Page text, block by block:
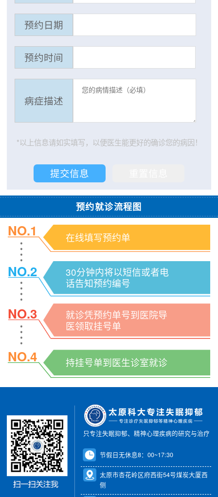
预约日期
预约时间
病症描述
*以上信息请如实填写，以便医生能更好的确诊您的病因！
预约就诊流程图
NO.1 在线填写预约单
NO.2
30分钟内将以短信或者电
话告知预约编号
NO.3
就诊凭预约单号到医院导
医领取挂号单
NO.4 持挂号单到医生诊室就诊
只专注失眠抑郁、精神心理疾病的研究与治疗
节假日无休息8：00~17:30
太原市杏花岭区府西街54号煤炭大厦西
侧